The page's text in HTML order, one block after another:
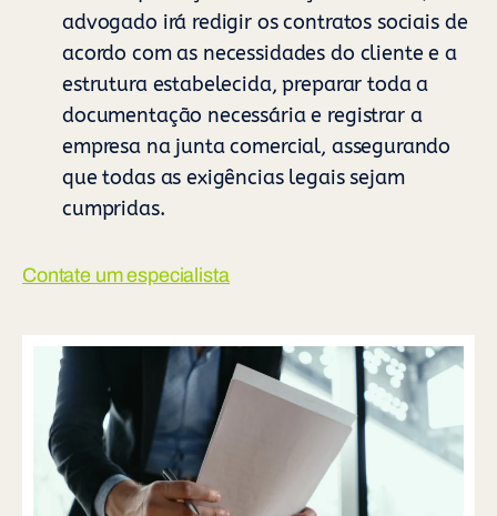
advogado irá redigir os contratos sociais de
acordo com as necessidades do cliente e a
estrutura estabelecida, preparar toda a
documentação necessária e registrar a
empresa na junta comercial, assegurando
que todas as exigências legais sejam
cumpridas.
Contate um especialista